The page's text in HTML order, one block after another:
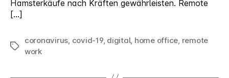
Hamsterkäufe nach Kräften gewährleisten. Remote
[…]
Schlagwörter
coronavirus, covid-19, digital, home office, remote
work